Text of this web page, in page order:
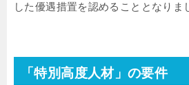
した優遇措置を認めることとなりま
「特別高度人材」の要件